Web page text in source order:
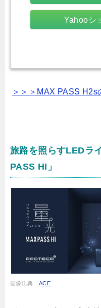
Yahooシ
＞＞＞MAX PASS
旅路を照らすLEDラ
PASS HI」
画像出典： ACE